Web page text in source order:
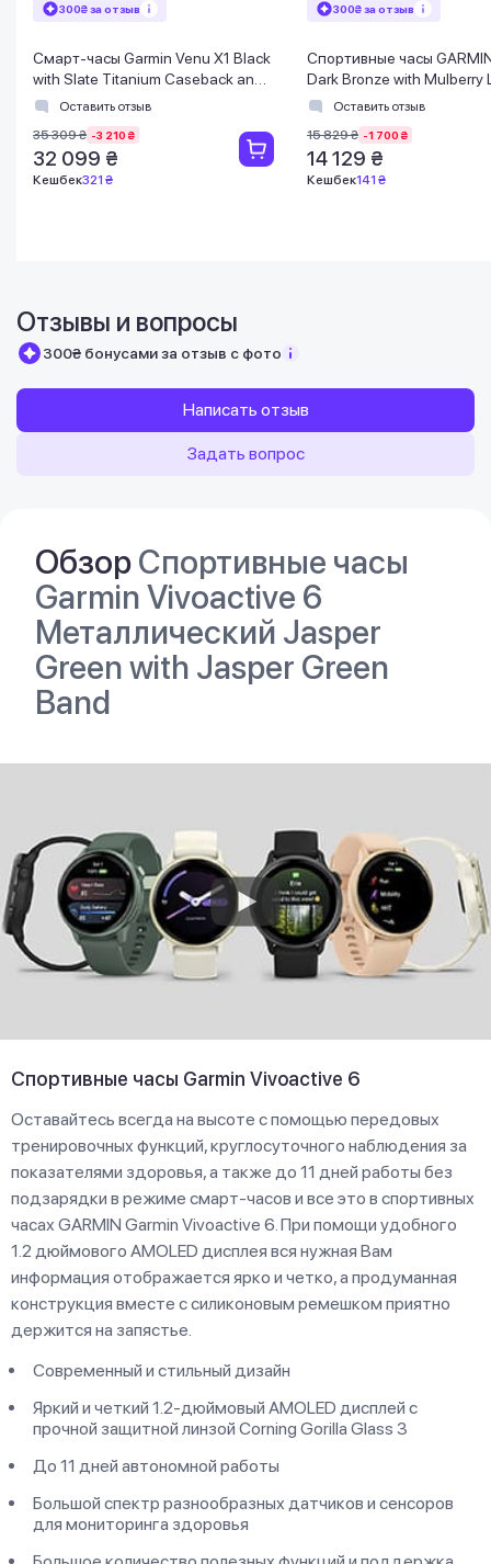
300₴ за отзыв
Смарт-часы Garmin Venu X1 Black
with Slate Titanium Caseback and
Black ComfortFit Nylon Band (010-
Оставить отзыв
35 309 ₴ -3 210 ₴
32 099 ₴
Кешбек321 ₴
300₴ за отзыв
Спортивные часы
Dark Bronze with Mulberry
Оставить отзыв
15 829 ₴ -1 700 ₴
14 129 ₴
Кешбек141 ₴
Отзывы и вопросы
300₴ бонусами за отзыв с фото
Написать отзыв
Задать вопрос
ОбзорСпортивные часы
Garmin Vivoactive 6
Металлический Jasper
Green with Jasper Green
Band
Спортивные часы Garmin Vivoactive 6
Оставайтесь всегда на высоте с помощью передовых
тренировочных функций, круглосуточного наблюдения за
показателями здоровья, а также до 11 дней работы без
подзарядки в режиме смарт-часов и все это в спортивных
часах GARMIN Garmin Vivoactive 6. При помощи удобного
1.2 дюймового AMOLED дисплея вся нужная Вам
информация отображается ярко и четко, а продуманная
конструкция вместе с силиконовым ремешком приятно
держится на запястье.
Современный и стильный дизайн
Яркий и четкий 1.2-дюймовый AMOLED дисплей с
прочной защитной линзой Corning Gorilla Glass 3
До 11 дней автономной работы
Большой спектр разнообразных датчиков и сенсоров
для мониторинга здоровья